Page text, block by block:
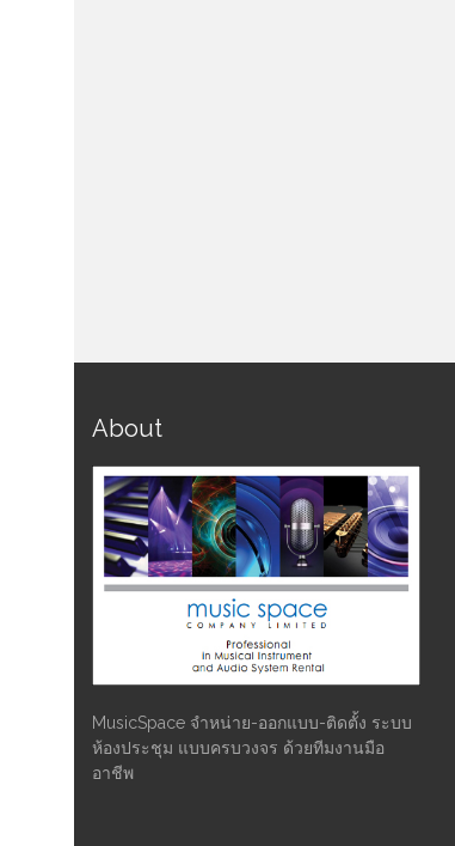
About
MusicSpace จำหน่าย-ออกแบบ-ติดตั้ง ระบบ
ห้องประชุม แบบครบวงจร ด้วยทีมงานมือ
อาชีพ